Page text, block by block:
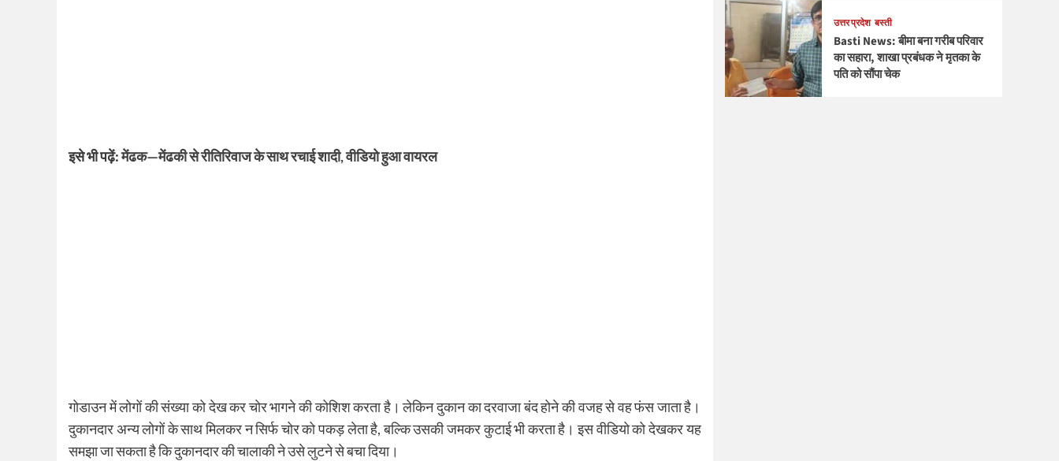
इसे भी पढ़ें:मेंढक—मेंढकी से रीतिरिवाज के साथ रचाई शादी, वीडियो हुआ वायरल
गोडाउन में लोगों की संख्या को देख कर चोर भागने की कोशिश करता है। लेकिन दुकान का दरवाजा बंद होने की वजह से वह फंस जाता है।
दुकानदार अन्य लोगों के साथ मिलकर न सिर्फ चोर को पकड़ लेता है, बल्कि उसकी जमकर कुटाई भी करता है। इस वीडियो को देखकर यह
समझा जा सकता है कि दुकानदार की चालाकी ने उसे लुटने से बचा दिया।
उत्तर प्रदेश बस्ती
Basti News: बीमा बना गरीब परिवार
का सहारा, शाखा प्रबंधक ने मृतका के
पति को सौंपा चेक